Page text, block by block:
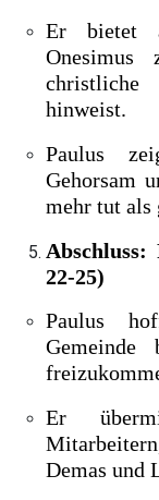
Er bietet
hinweist.
Paulus
Gehorsam
mehr tut als
Abschluss:
22-25)
Paulus
Gemeinde
Er
Demas und